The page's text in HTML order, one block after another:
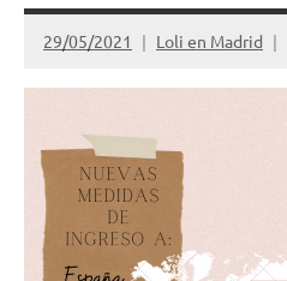
29/05/2021 Loli en Madrid